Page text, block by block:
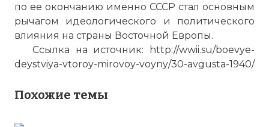
по ее окончанию именно СССР стал основным
рычагом идеологического и политического
влияния на страны Восточной Европы.
Ссылка на источник: http://wwii.su/boevye-
deystviya-vtoroy-mirovoy-voyny/30-avgusta-1940/
Похожие темы